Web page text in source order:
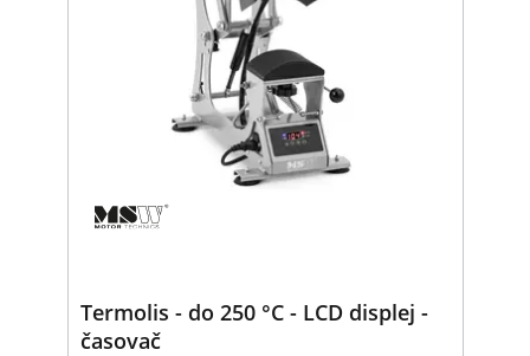
Termolis - do 250 °C - LCD displej -
časovač